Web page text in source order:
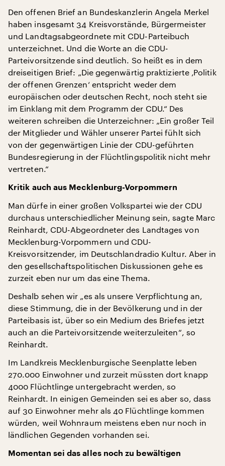
Den offenen Brief an Bundeskanzlerin Angela Merkel
haben insgesamt 34 Kreisvorstände, Bürgermeister
und Landtagsabgeordnete mit CDU-Parteibuch
unterzeichnet. Und die Worte an die CDU-
Parteivorsitzende sind deutlich. So heißt es in dem
dreiseitigen Brief: „Die gegenwärtig praktizierte ‚Politik
der offenen Grenzen‘ entspricht weder dem
europäischen oder deutschen Recht, noch steht sie
im Einklang mit dem Programm der CDU.“ Des
weiteren schreiben die Unterzeichner: „Ein großer Teil
der Mitglieder und Wähler unserer Partei fühlt sich
von der gegenwärtigen Linie der CDU-geführten
Bundesregierung in der Flüchtlingspolitik nicht mehr
vertreten.“
Kritik auch aus Mecklenburg-Vorpommern
Man dürfe in einer großen Volkspartei wie der CDU
durchaus unterschiedlicher Meinung sein, sagte Marc
Reinhardt, CDU-Abgeordneter des Landtages von
Mecklenburg-Vorpommern und CDU-
Kreisvorsitzender, im Deutschlandradio Kultur. Aber in
den gesellschaftspolitischen Diskussionen gehe es
zurzeit eben nur um das eine Thema.
Deshalb sehen wir „es als unsere Verpflichtung an,
diese Stimmung, die in der Bevölkerung und in der
Parteibasis ist, über so ein Medium des Briefes jetzt
auch an die Parteivorsitzende weiterzuleiten“, so
Reinhardt.
Im Landkreis Mecklenburgische Seenplatte leben
270.000 Einwohner und zurzeit müssten dort knapp
4000 Flüchtlinge untergebracht werden, so
Reinhardt. In einigen Gemeinden sei es aber so, dass
auf 30 Einwohner mehr als 40 Flüchtlinge kommen
würden, weil Wohnraum meistens eben nur noch in
ländlichen Gegenden vorhanden sei.
Momentan sei das alles noch zu bewältigen